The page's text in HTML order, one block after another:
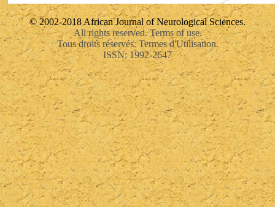
© 2002-2018 African Journal of Neurological Sciences.
All rights reserved. Terms of use.
Tous droits réservés. Termes d'Utilisation.
ISSN: 1992-2647